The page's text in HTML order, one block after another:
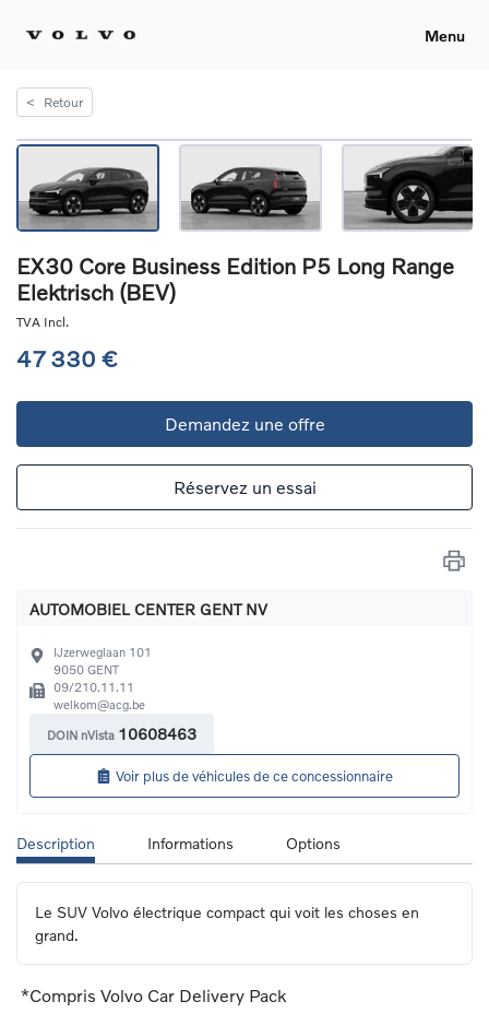
Menu
< Retour
EX30 Core Business Edition P5 Long Range
Elektrisch (BEV)
TVA Incl.
47 330 €
Demandez une offre
Réservez un essai
AUTOMOBIEL CENTER GENT NV
IJzerweglaan 101
9050 GENT
09/210.11.11
welkom@acg.be
DOIN nVista 10608463
Voir plus de véhicules de ce concessionnaire
Description Informations Options
Le SUV Volvo électrique compact qui voit les choses en
grand.
*Compris Volvo Car Delivery Pack